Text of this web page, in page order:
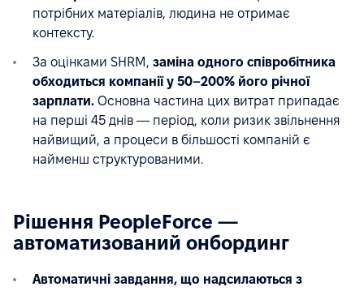
потрібних матеріалів, людина не отримає
контексту.
За оцінками SHRM, заміна одного співробітника
обходиться компанії у 50–200% його річної
зарплати. Основна частина цих витрат припадає
на перші 45 днів — період, коли ризик звільнення
найвищий, а процеси в більшості компаній є
найменш структурованими.
Рішення PeopleForce —
автоматизований онбординг
Автоматичні завдання, що надсилаються з